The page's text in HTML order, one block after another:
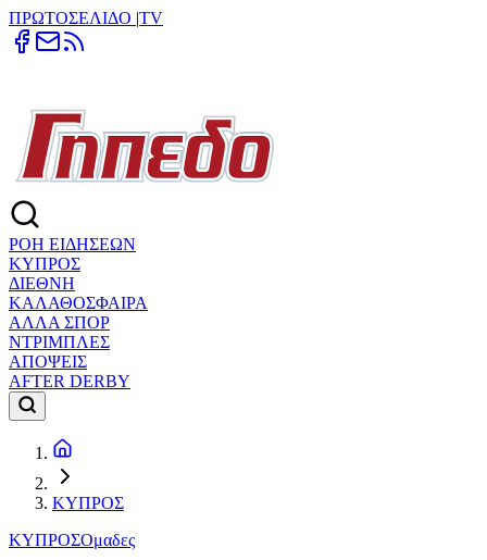
ΠΡΩΤΟΣΕΛΙΔΟ |TV
ΡΟΗ ΕΙΔΗΣΕΩΝ
ΚΥΠΡΟΣ
ΔΙΕΘΝΗ
ΚΑΛΑΘΟΣΦΑΙΡΑ
ΑΛΛΑ ΣΠΟΡ
ΝΤΡΙΜΠΛΕΣ
ΑΠΟΨΕΙΣ
AFTER DERBY
ΚΥΠΡΟΣ
ΚΥΠΡΟΣΟμαδες